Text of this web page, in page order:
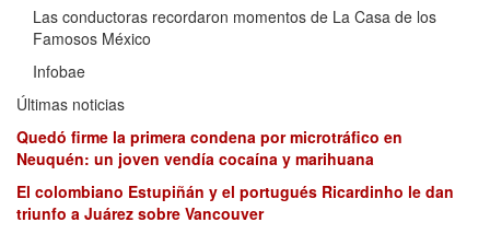
Las conductoras recordaron momentos de La Casa de los
Famosos México
Infobae
Últimas noticias
Quedó firme la primera condena por microtráfico en
Neuquén: un joven vendía cocaína y marihuana
El colombiano Estupiñán y el portugués Ricardinho le dan
triunfo a Juárez sobre Vancouver